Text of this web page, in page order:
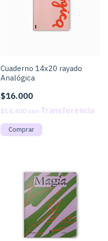
Cuaderno 14x20 rayado
Analógica
$16.000
$14.400 con